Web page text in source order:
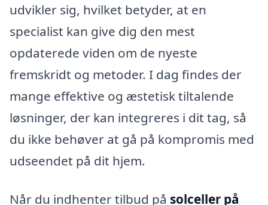
udvikler sig, hvilket betyder, at en
specialist kan give dig den mest
opdaterede viden om de nyeste
fremskridt og metoder. I dag findes der
mange effektive og æstetisk tiltalende
løsninger, der kan integreres i dit tag, så
du ikke behøver at gå på kompromis med
udseendet på dit hjem.
Når du indhenter tilbud på solceller på